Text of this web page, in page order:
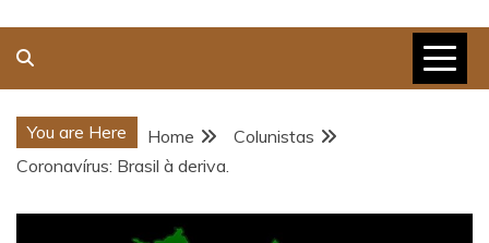
Opinião, Cultura e
You are Here Home
Colunistas
Coronavírus: Brasil à deriva.